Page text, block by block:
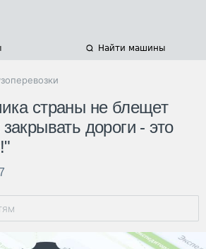
Найти машины
страны не блещет
дороги - это